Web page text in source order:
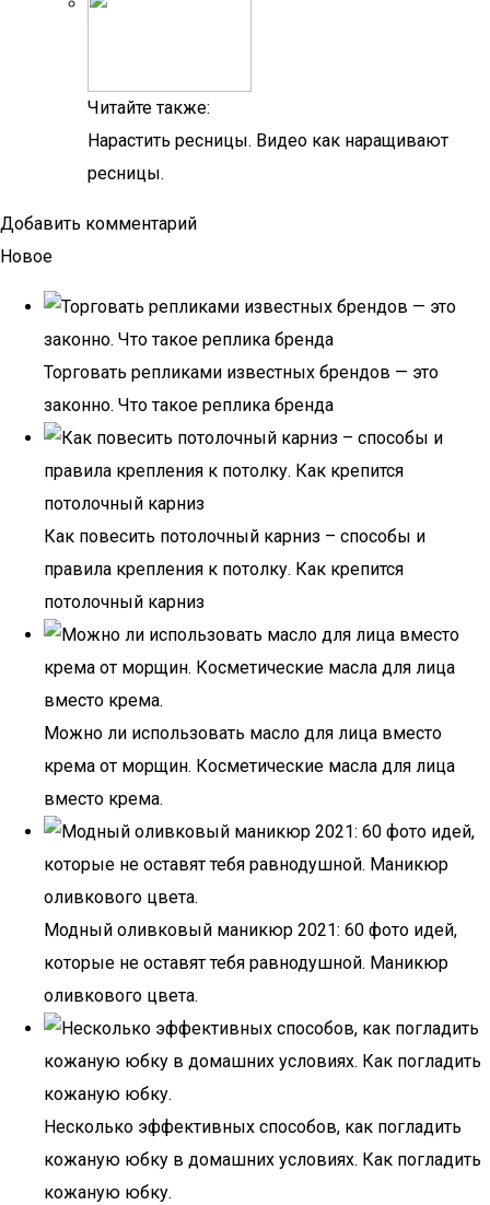
Читайте также:
Нарастить ресницы. Видео как наращивают
ресницы.
Добавить комментарий
Новое
Торговать репликами известных брендов — это
законно. Что такое реплика бренда
Как повесить потолочный карниз – способы и
правила крепления к потолку. Как крепится
потолочный карниз
Можно ли использовать масло для лица вместо
крема от морщин. Косметические масла для лица
вместо крема.
Модный оливковый маникюр 2021: 60 фото идей,
которые не оставят тебя равнодушной. Маникюр
оливкового цвета.
Несколько эффективных способов, как погладить
кожаную юбку в домашних условиях. Как погладить
кожаную юбку.